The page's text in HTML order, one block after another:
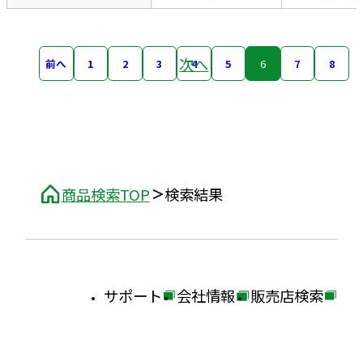
商品検索TOP 検索結果
前へ 1 2 3 4 5 6 7 8
次へ
外
サポート
外
会社情報
外
販売店検索